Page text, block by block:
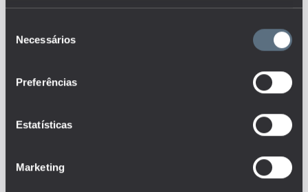
Necessários
Preferências
Estatísticas
Marketing
atividade NACE Rev. 2.
conjunto que responde às
(positivos ou negativos) da
empregabilidade face aos graus
Tags